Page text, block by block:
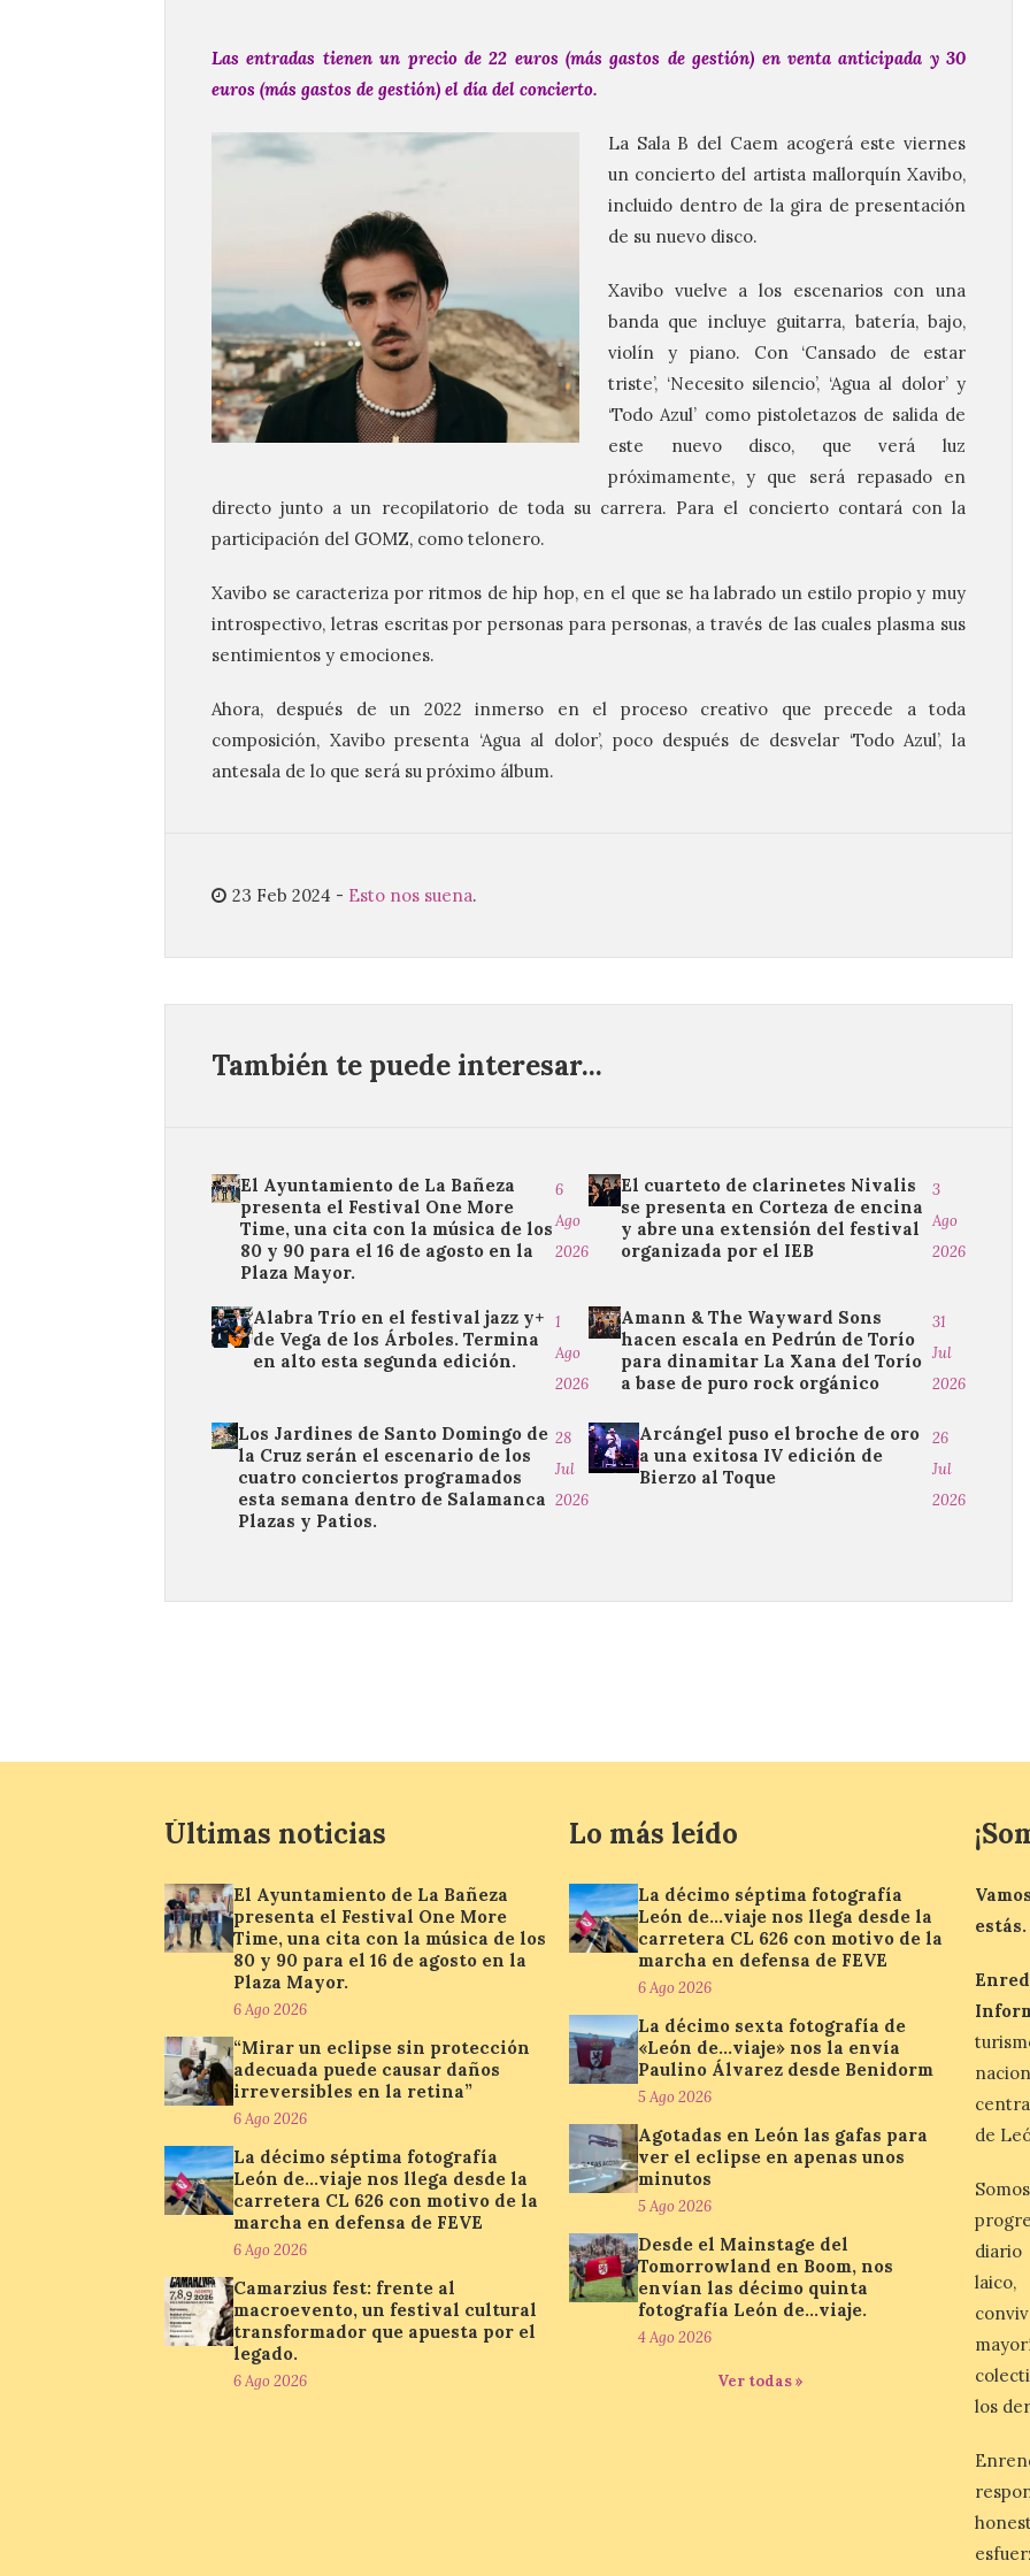
Las entradas tienen un precio de 22 euros (más gastos de gestión) en venta anticipada y 30
euros (más gastos de gestión) el día del concierto.
La Sala B del Caem acogerá este viernes
un concierto del artista mallorquín Xavibo,
incluido dentro de la gira de presentación
de su nuevo disco.
Xavibo vuelve a los escenarios con una
banda que incluye guitarra, batería, bajo,
violín y piano. Con ‘Cansado de estar
triste’, ‘Necesito silencio’, ‘Agua al dolor’ y
‘Todo Azul’ como pistoletazos de salida de
este nuevo disco, que verá luz
próximamente, y que será repasado en
directo junto a un recopilatorio de toda su carrera. Para el concierto contará con la
participación del GOMZ, como telonero.
Xavibo se caracteriza por ritmos de hip hop, en el que se ha labrado un estilo propio y muy
introspectivo, letras escritas por personas para personas, a través de las cuales plasma sus
sentimientos y emociones.
Ahora, después de un 2022 inmerso en el proceso creativo que precede a toda
composición, Xavibo presenta ‘Agua al dolor’, poco después de desvelar ‘Todo Azul’, la
antesala de lo que será su próximo álbum.
23 Feb 2024 - Esto nos suena.
También te puede interesar...
El Ayuntamiento de La Bañeza
presenta el Festival One More
Time, una cita con la música de los
80 y 90 para el 16 de agosto en la
Plaza Mayor.
6
Ago
2026
El cuarteto de clarinetes Nivalis
se presenta en Corteza de encina
y abre una extensión del festival
organizada por el IEB
3
Ago
2026
Alabra Trío en el festival jazz y+
de Vega de los Árboles. Termina
en alto esta segunda edición.
1
Ago
2026
Amann & The Wayward Sons
hacen escala en Pedrún de Torío
para dinamitar La Xana del Torío
a base de puro rock orgánico
31
Jul
2026
Los Jardines de Santo Domingo de
la Cruz serán el escenario de los
cuatro conciertos programados
esta semana dentro de Salamanca
Plazas y Patios.
28
Jul
2026
Arcángel puso el broche de oro
a una exitosa IV edición de
Bierzo al Toque
26
Jul
2026
Últimas noticias
El Ayuntamiento de La Bañeza
presenta el Festival One More
Time, una cita con la música de los
80 y 90 para el 16 de agosto en la
Plaza Mayor.
6 Ago 2026
“Mirar un eclipse sin protección
adecuada puede causar daños
irreversibles en la retina”
6 Ago 2026
La décimo séptima fotografía
León de…viaje nos llega desde la
carretera CL 626 con motivo de la
marcha en defensa de FEVE
6 Ago 2026
Camarzius fest: frente al
macroevento, un festival cultural
transformador que apuesta por el
legado.
6 Ago 2026
Lo más leído
La décimo séptima fotografía
León de…viaje nos llega desde la
carretera CL 626 con motivo de la
marcha en defensa de FEVE
6 Ago 2026
La décimo sexta fotografía de
«León de…viaje» nos la envía
Paulino Álvarez desde Benidorm
5 Ago 2026
Agotadas en León las gafas para
ver el eclipse en apenas unos
minutos
5 Ago 2026
Desde el Mainstage del
Tomorrowland en Boom, nos
envían las décimo quinta
fotografía León de…viaje.
4 Ago 2026
Ver todas »
estás.
de
diario
los